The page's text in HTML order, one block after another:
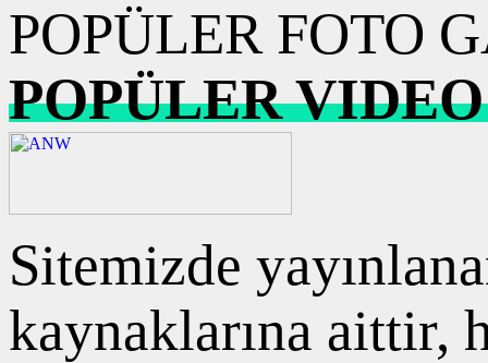
POPÜLER FOTO
POPÜLER
Sitemizde
kaynaklarına aittir,